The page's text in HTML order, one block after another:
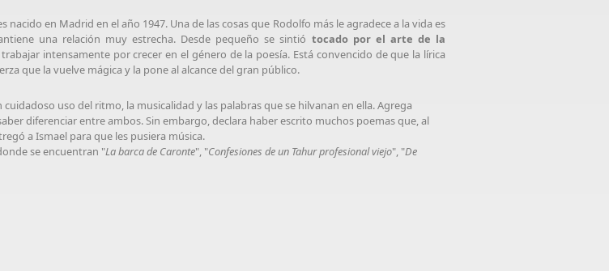
en Madrid en el año 1947. Una de las cosas que Rodolfo más le agradece a la vida es
una relación muy estrecha. Desde pequeño se sintió tocado por el arte de la
intensamente por crecer en el género de la poesía. Está convencido de que la lírica
que la vuelve mágica y la pone al alcance del gran público.
uso del ritmo, la musicalidad y las palabras que se hilvanan en ella. Agrega
diferenciar entre ambos. Sin embargo, declara haber escrito muchos poemas que, al
a Ismael para que les pusiera música.
se encuentran "La barca de Caronte", "Confesiones de un Tahur profesional viejo", "De